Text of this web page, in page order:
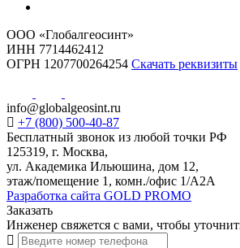
ООО «Глобалгеосинт»
ИНН 7714462412
ОГРН 1207700264254 Скачать реквизиты
info@globalgeosint.ru
+7 (800) 500-40-87
Бесплатный звонок из любой точки РФ
125319, г. Москва,
ул. Академика Ильюшина, дом 12,
этаж/помещение 1, комн./офис 1/А2А
Разработка сайта GOLD PROMO
Заказать
Инженер свяжется с вами, чтобы